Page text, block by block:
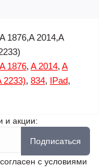
1876,A 2014,A
1876, A 2014, A
2233), 834, IPad,
и акции:
Подписаться
с условиями